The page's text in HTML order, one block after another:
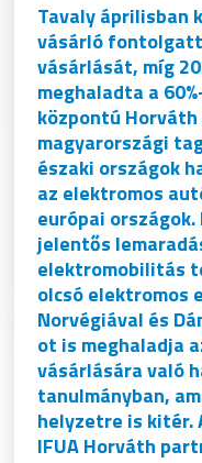
Tavaly áprilisban
vásárló
vásárlását, míg
meghaladta a
központú
magyarországi
északi országok
az elektromos
európai
jelentős
elektromobilitás
olcsó elektromos
Norvégiával és
ot is meghaladja
vásárlására való
tanulmányban,
helyzetre is kitér.
IFUA Horváth